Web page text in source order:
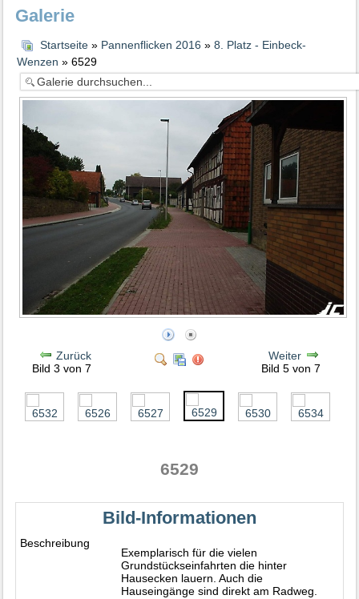
Galerie
Startseite» Pannenflicken 2016 » 8. Platz - Einbeck-
Wenzen » 6529
Zurück
Bild 3 von 7
Weiter
Bild 5 von 7
6529
Bild-Informationen
Beschreibung
Exemplarisch für die vielen
Grundstückseinfahrten die hinter
Hausecken lauern. Auch die
Hauseingänge sind direkt am Radweg.